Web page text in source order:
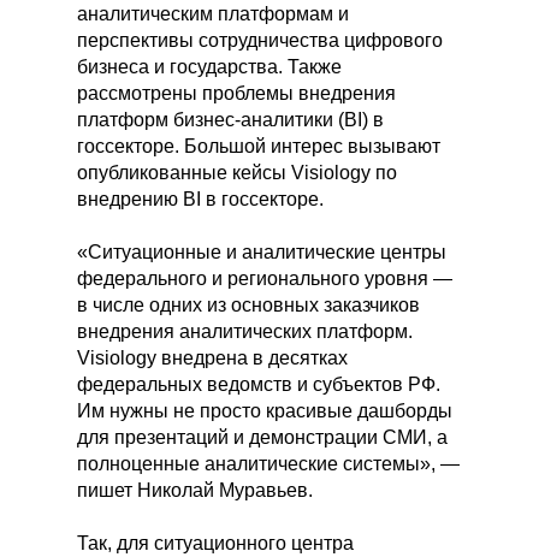
аналитическим платформам и
перспективы сотрудничества цифрового
бизнеса и государства. Также
рассмотрены проблемы внедрения
платформ бизнес-аналитики (BI) в
госсекторе. Большой интерес вызывают
опубликованные кейсы Visiology по
внедрению BI в госсекторе.
«Ситуационные и аналитические центры
федерального и регионального уровня —
в числе одних из основных заказчиков
внедрения аналитических платформ.
Visiology внедрена в десятках
федеральных ведомств и субъектов РФ.
Им нужны не просто красивые дашборды
для презентаций и демонстрации СМИ, а
полноценные аналитические системы», —
пишет Николай Муравьев.
Так, для ситуационного центра